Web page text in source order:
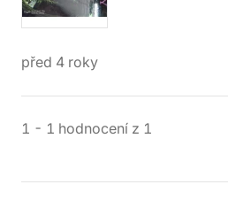
před 4 roky
1 - 1 hodnocení z 1